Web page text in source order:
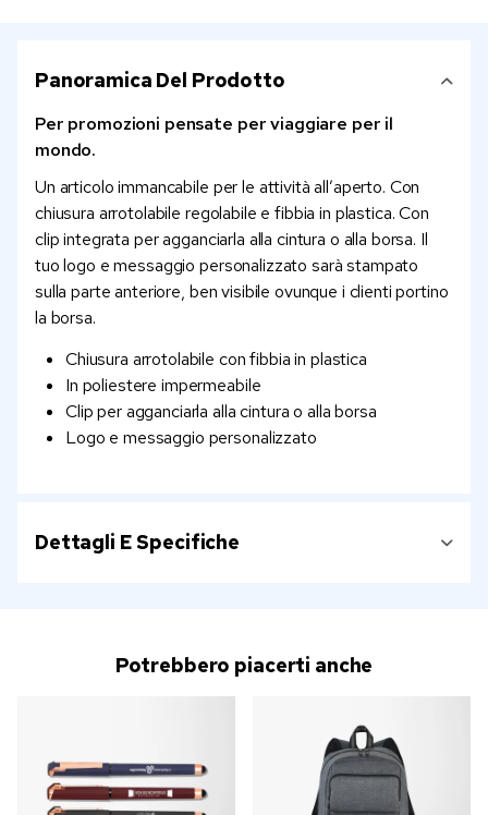
Panoramica Del Prodotto
Per promozioni pensate per viaggiare per il
mondo.
Un articolo immancabile per le attività all’aperto. Con
chiusura arrotolabile regolabile e fibbia in plastica. Con
clip integrata per agganciarla alla cintura o alla borsa. Il
tuo logo e messaggio personalizzato sarà stampato
sulla parte anteriore, ben visibile ovunque i clienti portino
la borsa.
Chiusura arrotolabile con fibbia in plastica
In poliestere impermeabile
Clip per agganciarla alla cintura o alla borsa
Logo e messaggio personalizzato
Dettagli E Specifiche
Potrebbero piacerti anche